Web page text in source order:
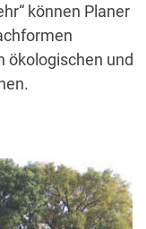
können Planer
ökologischen und